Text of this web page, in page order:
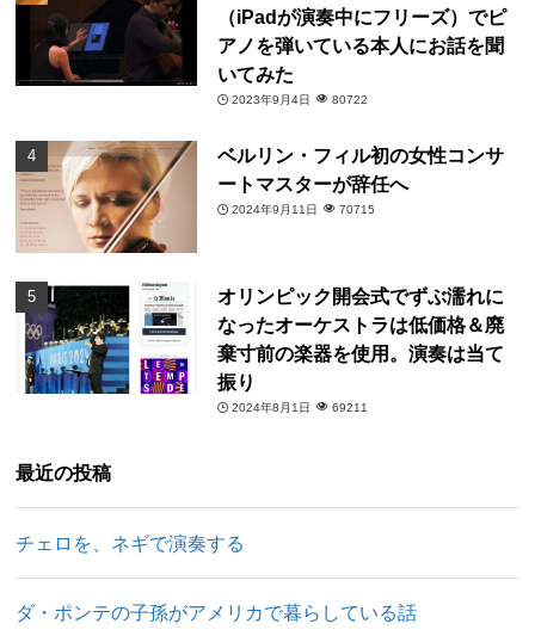
（iPadが演奏中にフリーズ）でピ
アノを弾いている本人にお話を聞
いてみた
2023年9月4日 80722
ベルリン・フィル初の女性コンサ
ートマスターが辞任へ
2024年9月11日 70715
オリンピック開会式でずぶ濡れに
なったオーケストラは低価格＆廃
棄寸前の楽器を使用。演奏は当て
振り
2024年8月1日 69211
最近の投稿
チェロを、ネギで演奏する
ダ・ポンテの子孫がアメリカで暮らしている話